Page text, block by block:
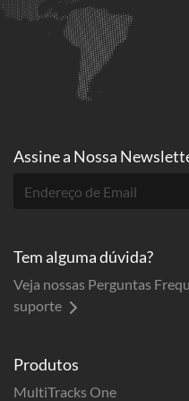
Produtos
MultiTracks One
Assine a Nossa
Tem alguma dúvida?
Veja nossas Perguntas
suporte